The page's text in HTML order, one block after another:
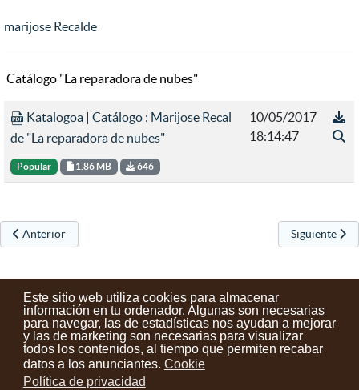
Este sitio web utiliza cookies para almacenar
información en tu ordenador. Algunas son necesarias
para navegar, las de estadísticas nos ayudan a mejorar
y las de marketing son necesarias para visualizar
todos los contenidos, al tiempo que permiten recabar
datos a los anunciantes. Cookie
Política de privacidad
marijose Recalde
Catálogo "La reparadora de nubes"
Katalogoa | Catálogo : Marijose Recal
de "La reparadora de nubes"
Popular 1.86 MB 646
10/05/2017
18:14:47
Artículo anterior: El museo Urrelur celebró con música y baile el Día
Anterior Artículo
Siguiente
Contactos Condiciones de uso Aviso legal
Noticias
Tu opinión cuenta